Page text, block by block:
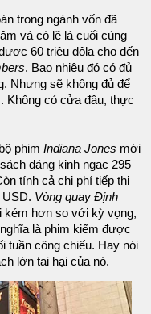
trong ngành vốn đã
và có lẽ là cuối cùng
60 triệu đôla cho đến
. Bao nhiêu đó có đủ
Nhưng sẽ không đủ để
Không có cửa đâu, thực
phim Indiana Jones mới
đáng kinh ngạc 295
tính cả chi phí tiếp thị
Vòng quay Định
kém hơn so với kỳ vọng,
là phim kiếm được
tuần công chiếu. Hay nói
lớn tai hại của nó.